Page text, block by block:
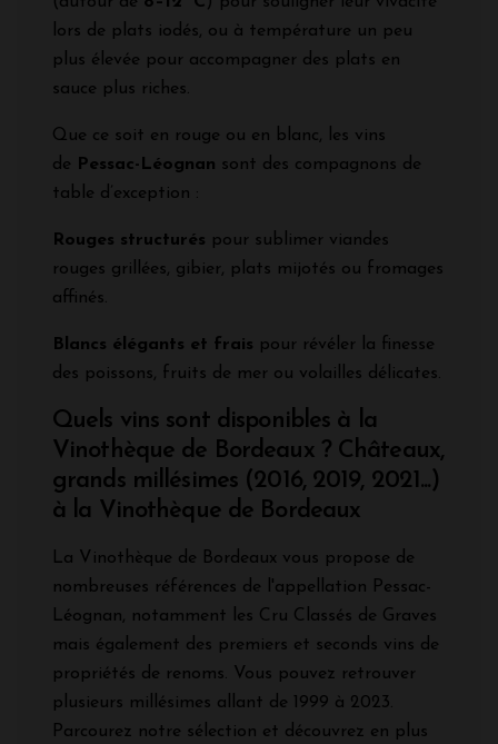
lors de plats iodés, ou à température un peu
plus élevée pour accompagner des plats en
sauce plus riches.
Que ce soit en rouge ou en blanc, les vins
de
Pessac-Léognan sont des compagnons de
table d’exception :
Rouges structurés pour sublimer viandes
rouges grillées, gibier, plats mijotés ou fromages
affinés.
Blancs élégants et frais pour révéler la finesse
des poissons, fruits de mer ou volailles délicates.
Quels vins sont disponibles à la
Vinothèque de Bordeaux ? Châteaux,
grands millésimes (2016, 2019, 2021...)
à la Vinothèque de Bordeaux
La Vinothèque de Bordeaux vous propose de
nombreuses références de l'appellation Pessac-
Léognan, notamment les Cru Classés de Graves
mais également des premiers et seconds vins de
propriétés de renoms. Vous pouvez retrouver
plusieurs millésimes allant de 1999 à 2023.
Parcourez notre sélection et découvrez en plus